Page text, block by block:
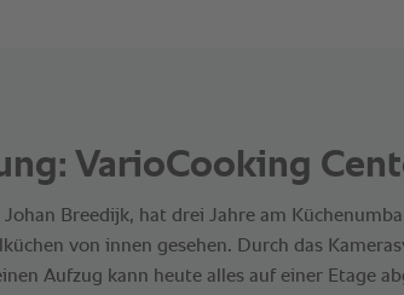
VarioCooking
Johan Breedijk, hat drei Jahre am
von innen gesehen. Durch das
Aufzug kann heute alles auf einer Etage